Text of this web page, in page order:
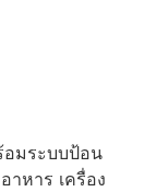
มระบบป้อน
หาร เครื่อง